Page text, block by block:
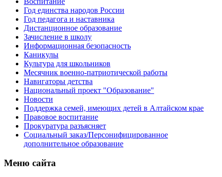
Год единства народов России
Год педагога и наставника
Дистанционное образование
Зачисление в школу
Информационная безопасность
Каникулы
Культура для школьников
Месячник военно-патриотической работы
Навигаторы детства
Национальный проект "Образование"
Новости
Поддержка семей, имеющих детей в Алтайском крае
Правовое воспитание
Прокуратура разъясняет
Социальный заказ/Персонифицированное
дополнительное образование
Меню сайта